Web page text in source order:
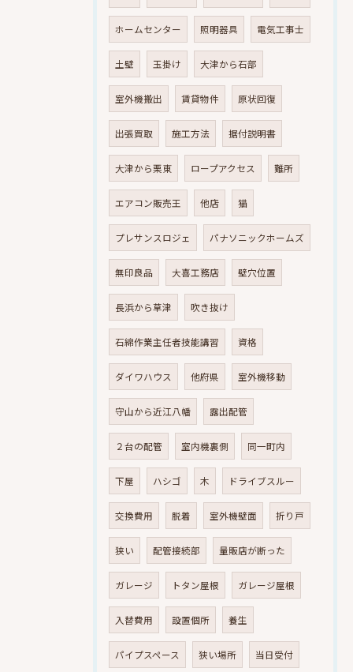
ホームセンター 照明器具 電気工事士
土壁 玉掛け 大津から石部
室外機搬出 賃貸物件 原状回復
出張買取 施工方法 据付説明書
大津から栗東 ロープアクセス 難所
エアコン販売王 他店 猫
プレサンスロジェ パナソニックホームズ
無印良品 大喜工務店 壁穴位置
長浜から草津 吹き抜け
石綿作業主任者技能講習 資格
ダイワハウス 他府県 室外機移動
守山から近江八幡 露出配管
２台の配管 室内機裏側 同一町内
下屋 ハシゴ 木 ドライブスルー
交換費用 脱着 室外機壁面 折り戸
狭い 配管接続部 量販店が断った
ガレージ トタン屋根 ガレージ屋根
入替費用 設置個所 養生
パイプスペース 狭い場所 当日受付